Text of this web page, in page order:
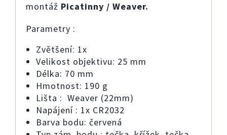
montáž Picatinny / Weaver.
Parametry :
Zvětšení: 1x
Velikost objektivu: 25 mm
Délka: 70 mm
Hmotnost: 190 g
Lišta : Weaver (22mm)
Napájení : 1x CR2032
Barva bodu: červená